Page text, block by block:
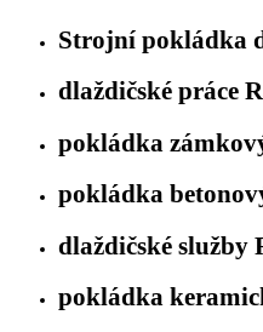
Strojní pokládka
dlaždičské práce
pokládka
pokládka
dlaždičské služby
pokládka